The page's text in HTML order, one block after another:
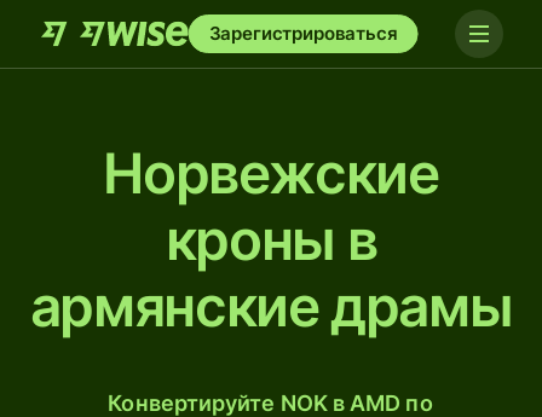
Зарегистрироваться
Норвежские
кроны в
армянские драмы
Конвертируйте NOK в AMD по